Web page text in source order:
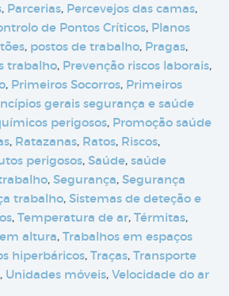
, Parcerias, Percevejos das camas,
de Pontos Críticos, Planos
, postos de trabalho, Pragas,
trabalho, Prevenção riscos laborais,
, Primeiros Socorros, Primeiros
gerais segurança e saúde
perigosos, Promoção saúde
, Ratazanas, Ratos, Riscos,
perigosos, Saúde, saúde
, Segurança, Segurança
trabalho, Sistemas de deteção e
, Temperatura de ar, Térmitas,
altura, Trabalhos em espaços
hiperbáricos, Traças, Transporte
, Unidades móveis, Velocidade do ar